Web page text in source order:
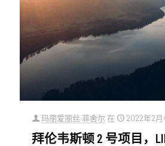
玛丽爱丽丝·菲舍尔 在 2022年2月
拜伦韦斯顿 2 号项目，